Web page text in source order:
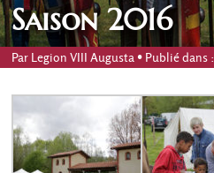
Saison 2016
Par Legion VIII Augusta • Publié dans :